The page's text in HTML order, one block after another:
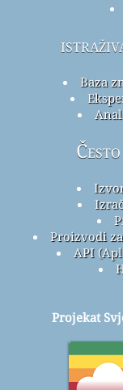
Baza
Proizvodi
API
Projekat